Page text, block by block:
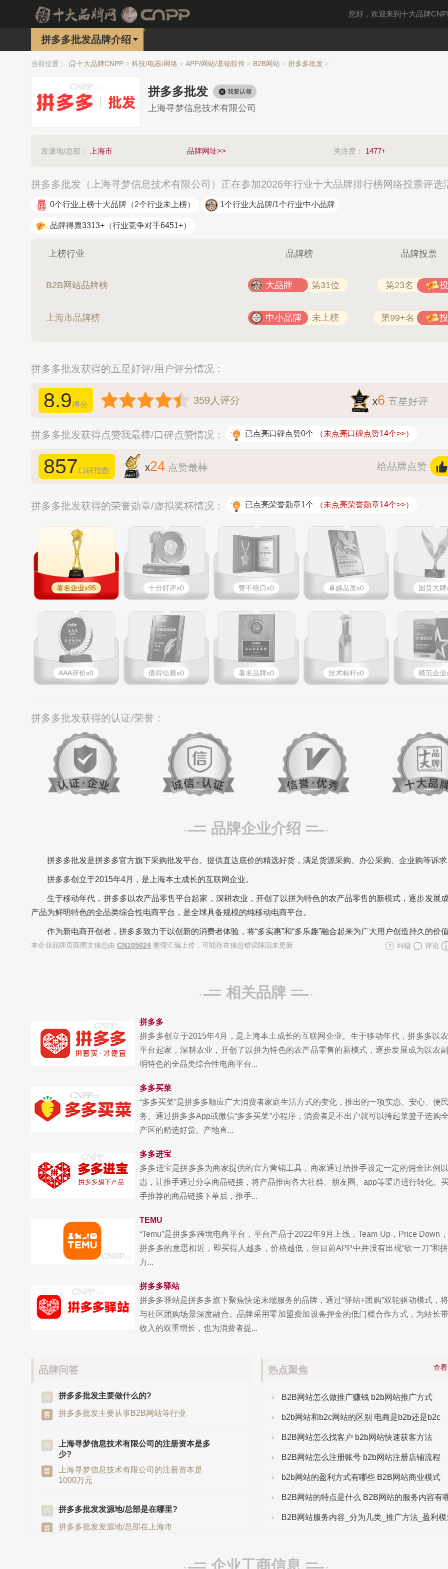
您好，欢迎来到十大品牌
拼多多批发品牌介绍
当前位置： 十大品牌CNPP > 科技/电器/网络 > APP/网站/基础软件 > B2B网站 > 拼多多批发 >
拼多多批发 我要认领
上海寻梦信息技术有限公司
发源地/总部： 上海市 品牌网址>> 关注度： 1477+
拼多多批发（上海寻梦信息技术有限公司）正在参加2026年行业十大品牌排行榜网络投票评选
0个行业上榜十大品牌 （2个行业未上榜） 1个行业大品牌/1个行业中小品牌
品牌得票3313+ （行业竞争对手6451+）
上榜行业 品牌榜 品牌投票
B2B网站品牌榜 大品牌 第31位 第23名
上海市品牌榜 中小品牌 未上榜 第99+名
拼多多批发获得的五星好评/用户评分情况：
8.9得分 359 人评分 x6 五星好评
拼多多批发获得点赞我最棒/口碑点赞情况： 已点亮口碑点赞0个 （未点亮口碑点赞14个>>）
857口碑指数 x24 点赞最棒 给品牌点赞
拼多多批发获得的荣誉勋章/虚拟奖杯情况： 已点亮荣誉勋章1个 （未点亮荣誉勋章14个>>）
著名企业x95 十分好评x0 赞不绝口x0 卓越品质x0 国货大牌
AAA评价x0 值得信赖x0 著名品牌x0 技术标杆x0 模范企业
拼多多批发获得的认证/荣誉：
品牌企业介绍
拼多多批发是拼多多官方旗下采购批发平台。提供直达底价的精选好货，满足货源采购、办公采购、企业购等诉
拼多多创立于2015年4月，是上海本土成长的互联网企业。
生于移动年代，拼多多以农产品零售平台起家，深耕农业，开创了以拼为特色的农产品零售的新模式，逐步发展
产品为鲜明特色的全品类综合性电商平台，是全球具备规模的纯移动电商平台。
作为新电商开创者，拼多多致力于以创新的消费者体验，将“多实惠”和“多乐趣”融合起来为广大用户创造持久的价
本企业品牌页面图文信息由 CN105024 整理汇编上传，可能存在信息错误陈旧未更新 纠错 评论
相关品牌
拼多多
拼多多创立于2015年4月，是上海本土成长的互联网企业。生于移动年代，拼多多以
平台起家，深耕农业，开创了以拼为特色的农产品零售的新模式，逐步发展成为以农
明特色的全品类综合性电商平台...
多多买菜
“多多买菜”是拼多多顺应广大消费者家庭生活方式的变化，推出的一项实惠、安心、便
务。通过拼多多App或微信“多多买菜”小程序，消费者足不出户就可以挎起菜篮子选购
产区的精选好货。产地直...
多多进宝
多多进宝是拼多多为商家提供的官方营销工具，商家通过给推手设定一定的佣金比例
惠，让推手通过分享商品链接，将产品推向各大社群、朋友圈、app等渠道进行转化。
手推荐的商品链接下单后，推手...
TEMU
“Temu”是拼多多跨境电商平台，平台产品于2022年9月上线，Team Up，Price Down
拼多多的意思相近，即买得人越多，价格越低，但目前APP中并没有出现“砍一刀”和
方...
拼多多驿站
拼多多驿站是拼多多旗下聚焦快递末端服务的品牌，通过“驿站+团购”双轮驱动模式，
与社区团购场景深度融合。品牌采用零加盟费加设备押金的低门槛合作方式，为站长
收入的双重增长，也为消费者提...
品牌问答
拼多多批发主要做什么的?
拼多多批发主要从事B2B网站等行业
上海寻梦信息技术有限公司的注册资本是多
少?
上海寻梦信息技术有限公司的注册资本是
1000万元
拼多多批发发源地/总部是在哪里?
拼多多批发发源地/总部在上海市
查
热点聚焦
B2B网站怎么做推广赚钱 b2b网站推广方式
b2b网站和b2c网站的区别 电商是b2b还是b2c
B2B网站怎么找客户 b2b网站快速获客方法
B2B网站怎么注册账号 b2b网站注册店铺流程
b2b网站的盈利方式有哪些 B2B网站商业模式
B2B网站的特点是什么 B2B网站的服务内容有
企业工商信息